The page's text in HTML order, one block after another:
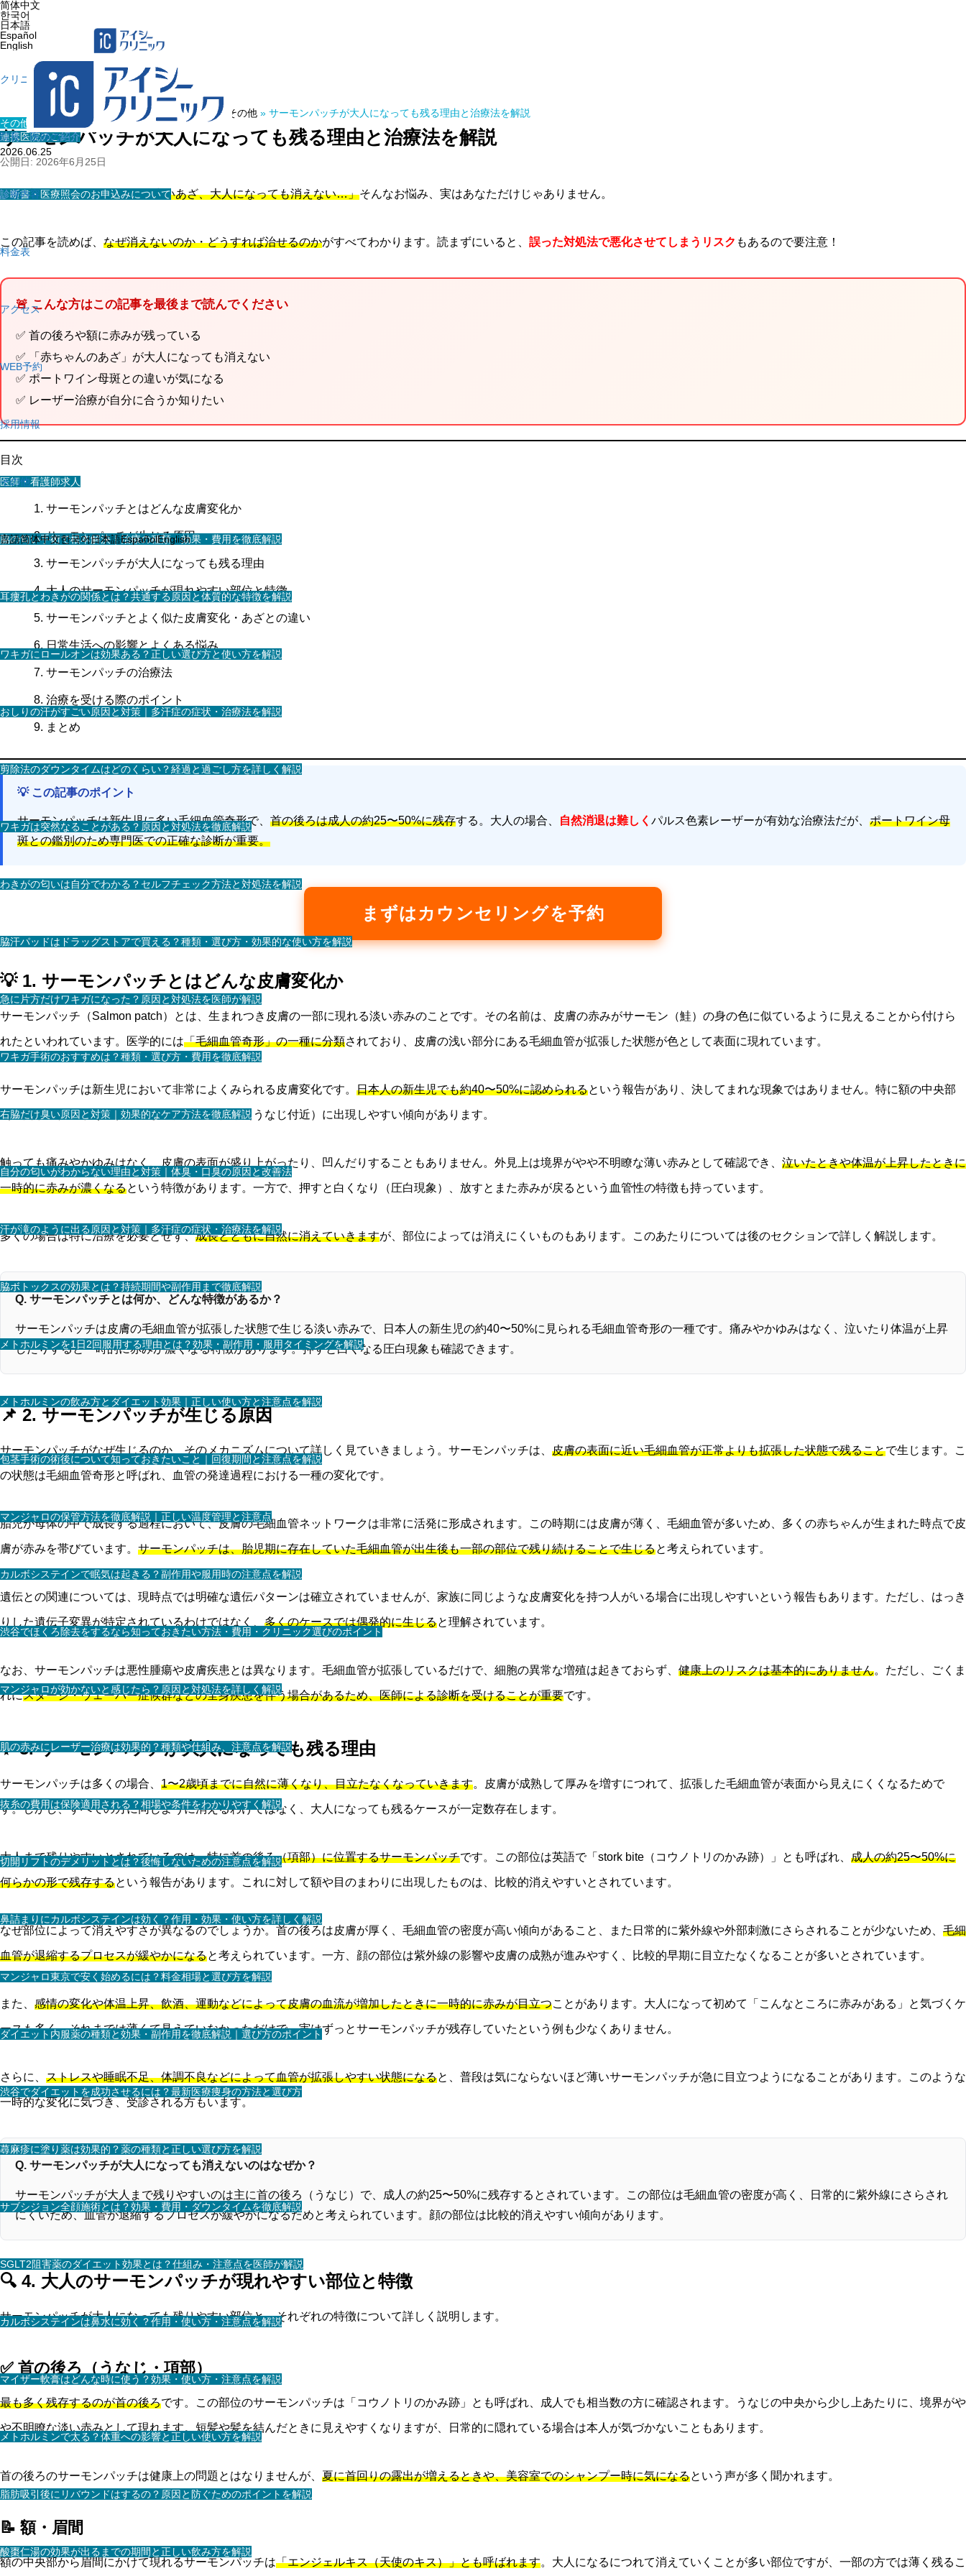
简体中文
한국어
日本語
Español
English
クリニック紹介
連携医院のご紹介
診断書・医療照会のお申込みについて
院長・医師の紹介
診療内容
料金表
アクセス
WEB予約
採用情報
医師・看護師求人
スタッフ求人
その他
脇の匂い手術で根本解決｜治療の種類・効果・費用を徹底解説
耳瘻孔とわきがの関係とは？共通する原因と体質的な特徴を解説
ワキガにロールオンは効果ある？正しい選び方と使い方を解説
おしりの汗がすごい原因と対策｜多汗症の症状・治療法を解説
剪除法のダウンタイムはどのくらい？経過と過ごし方を詳しく解説
ワキガは突然なることがある？原因と対処法を徹底解説
わきがの匂いは自分でわかる？セルフチェック方法と対処法を解説
脇汗パッドはドラッグストアで買える？種類・選び方・効果的な使い方を解説
急に片方だけワキガになった？原因と対処法を医師が解説
ワキガ手術のおすすめは？種類・選び方・費用を徹底解説
右脇だけ臭い原因と対策｜効果的なケア方法を徹底解説
自分の匂いがわからない理由と対策｜体臭・口臭の原因と改善法
汗が滝のように出る原因と対策｜多汗症の症状・治療法を解説
脇ボトックスの効果とは？持続期間や副作用まで徹底解説
メトホルミンを1日2回服用する理由とは？効果・副作用・服用タイミングを解説
メトホルミンの飲み方とダイエット効果｜正しい使い方と注意点を解説
包茎手術の術後について知っておきたいこと｜回復期間と注意点を解説
マンジャロの保管方法を徹底解説｜正しい温度管理と注意点
カルボシステインで眠気は起きる？副作用や服用時の注意点を解説
渋谷でほくろ除去をするなら知っておきたい方法・費用・クリニック選びのポイント
マンジャロが効かないと感じたら？原因と対処法を詳しく解説
肌の赤みにレーザー治療は効果的？種類や仕組み、注意点を解説
抜糸の費用は保険適用される？相場や条件をわかりやすく解説
切開リフトのデメリットとは？後悔しないための注意点を解説
鼻詰まりにカルボシステインは効く？作用・効果・使い方を詳しく解説
マンジャロ東京で安く始めるには？料金相場と選び方を解説
ダイエット内服薬の種類と効果・副作用を徹底解説｜選び方のポイント
渋谷でダイエットを成功させるには？最新医療痩身の方法と選び方
蕁麻疹に塗り薬は効果的？薬の種類と正しい選び方を解説
サブシジョン全顔施術とは？効果・費用・ダウンタイムを徹底解説
SGLT2阻害薬のダイエット効果とは？仕組み・注意点を医師が解説
カルボシステインは鼻水に効く？作用・使い方・注意点を解説
マイザー軟膏はどんな時に使う？効果・使い方・注意点を解説
メトホルミンで太る？体重への影響と正しい使い方を解説
脂肪吸引後にリバウンドはするの？原因と防ぐためのポイントを解説
酸棗仁湯の効果が出るまでの期間と正しい飲み方を解説
言語简体中文한국어日本語EspañolEnglish
ホーム 医療コラム » その他 » サーモンパッチが大人になっても残る理由と治療法を解説
その他
サーモンパッチが大人になっても残る理由と治療法を解説
2026.06.25
公開日: 2026年6月25日
💬「赤ちゃんのころからある赤いあざ、大人になっても消えない…」そんなお悩み、実はあなただけじゃありません。
この記事を読めば、 なぜ消えないのか・どうすれば治せるのかがすべてわかります。読まずにいると、 誤った対処法で悪化させてしまうリスク もあるので要注意！
🚨 こんな方はこの記事を最後まで読んでください
✅ 首の後ろや額に赤みが残っている
✅ 「赤ちゃんのあざ」が大人になっても消えない
✅ ポートワイン母斑との違いが気になる
✅ レーザー治療が自分に合うか知りたい
目次
サーモンパッチとはどんな皮膚変化か
サーモンパッチが生じる原因
サーモンパッチが大人になっても残る理由
大人のサーモンパッチが現れやすい部位と特徴
サーモンパッチとよく似た皮膚変化・あざとの違い
日常生活への影響とよくある悩み
サーモンパッチの治療法
治療を受ける際のポイント
まとめ
💡 この記事のポイント
サーモンパッチは新生児に多い毛細血管奇形で、 首の後ろは成人の約25〜50%に残存する。大人の場合、 自然消退は難しく パルス色素レーザーが有効な治療法だが、 ポートワイン母
斑との鑑別のため専門医での正確な診断が重要。
まずはカウンセリングを予約
💡 1. サーモンパッチとはどんな皮膚変化か
サーモンパッチ（Salmon patch）とは、生まれつき皮膚の一部に現れる淡い赤みのことです。その名前は、皮膚の赤みがサーモン（鮭）の身の色に似ているように見えることから付けら
れたといわれています。医学的には「毛細血管奇形」の一種に分類されており、皮膚の浅い部分にある毛細血管が拡張した状態が色として表面に現れています。
サーモンパッチは新生児において非常によくみられる皮膚変化です。 日本人の新生児でも約40〜50%に認められるという報告があり、決してまれな現象ではありません。特に額の中央部
（眉間から鼻にかけて）や、まぶた、首の後ろ（うなじ付近）に出現しやすい傾向があります。
触っても痛みやかゆみはなく、皮膚の表面が盛り上がったり、凹んだりすることもありません。外見上は境界がやや不明瞭な薄い赤みとして確認でき、 泣いたときや体温が上昇したときに
一時的に赤みが濃くなるという特徴があります。一方で、押すと白くなり（圧白現象）、放すとまた赤みが戻るという血管性の特徴も持っています。
多くの場合は特に治療を必要とせず、成長とともに自然に消えていきますが、部位によっては消えにくいものもあります。このあたりについては後のセクションで詳しく解説します。
Q. サーモンパッチとは何か、どんな特徴があるか？
サーモンパッチは皮膚の毛細血管が拡張した状態で生じる淡い赤みで、日本人の新生児の約40〜50%に見られる毛細血管奇形の一種です。痛みやかゆみはなく、泣いたり体温が上昇
したりすると一時的に赤みが濃くなる特徴があります。押すと白くなる圧白現象も確認できます。
📌 2. サーモンパッチが生じる原因
サーモンパッチがなぜ生じるのか、そのメカニズムについて詳しく見ていきましょう。サーモンパッチは、 皮膚の表面に近い毛細血管が正常よりも拡張した状態で残ることで生じます。こ
の状態は毛細血管奇形と呼ばれ、血管の発達過程における一種の変化です。
胎児が母体の中で成長する過程において、皮膚の毛細血管ネットワークは非常に活発に形成されます。この時期には皮膚が薄く、毛細血管が多いため、多くの赤ちゃんが生まれた時点で皮
膚が赤みを帯びています。 サーモンパッチは、胎児期に存在していた毛細血管が出生後も一部の部位で残り続けることで生じると考えられています。
遺伝との関連については、現時点では明確な遺伝パターンは確立されていませんが、家族に同じような皮膚変化を持つ人がいる場合に出現しやすいという報告もあります。ただし、はっき
りした遺伝子変異が特定されているわけではなく、 多くのケースでは偶発的に生じると理解されています。
なお、サーモンパッチは悪性腫瘍や皮膚疾患とは異なります。毛細血管が拡張しているだけで、細胞の異常な増殖は起きておらず、 健康上のリスクは基本的にありません。ただし、ごくま
れにスタージ・ウェーバー症候群などの全身疾患を伴う場合があるため、医師による診断を受けることが重要です。
✨ 3. サーモンパッチが大人になっても残る理由
サーモンパッチは多くの場合、 1〜2歳頃までに自然に薄くなり、目立たなくなっていきます。皮膚が成熟して厚みを増すにつれて、拡張した毛細血管が表面から見えにくくなるためで
す。しかし、すべての方に同じように消えるわけではなく、大人になっても残るケースが一定数存在します。
大人まで残りやすいとされているのは、特に首の後ろ（項部）に位置するサーモンパッチです。この部位は英語で「stork bite（コウノトリのかみ跡）」とも呼ばれ、 成人の約25〜50%に
何らかの形で残存するという報告があります。これに対して額や目のまわりに出現したものは、比較的消えやすいとされています。
なぜ部位によって消えやすさが異なるのでしょうか。首の後ろは皮膚が厚く、毛細血管の密度が高い傾向があること、また日常的に紫外線や外部刺激にさらされることが少ないため、 毛細
血管が退縮するプロセスが緩やかになると考えられています。一方、顔の部位は紫外線の影響や皮膚の成熟が進みやすく、比較的早期に目立たなくなることが多いとされています。
また、 感情の変化や体温上昇、飲酒、運動などによって皮膚の血流が増加したときに一時的に赤みが目立つことがあります。大人になって初めて「こんなところに赤みがある」と気づくケ
ースも多く、それまでは薄くて見えていなかっただけで、実はずっとサーモンパッチが残存していたという例も少なくありません。
さらに、 ストレスや睡眠不足、体調不良などによって血管が拡張しやすい状態になると、普段は気にならないほど薄いサーモンパッチが急に目立つようになることがあります。このような
一時的な変化に気づき、受診される方もいます。
Q. サーモンパッチが大人になっても消えないのはなぜか？
サーモンパッチが大人まで残りやすいのは主に首の後ろ（うなじ）で、成人の約25〜50%に残存するとされています。この部位は毛細血管の密度が高く、日常的に紫外線にさらされ
にくいため、血管が退縮するプロセスが緩やかになるためと考えられています。顔の部位は比較的消えやすい傾向があります。
🔍 4. 大人のサーモンパッチが現れやすい部位と特徴
サーモンパッチが大人になっても残りやすい部位と、それぞれの特徴について詳しく説明します。
✅ 首の後ろ（うなじ・項部）
最も多く残存するのが首の後ろです。この部位のサーモンパッチは「コウノトリのかみ跡」とも呼ばれ、成人でも相当数の方に確認されます。うなじの中央から少し上あたりに、境界がや
や不明瞭な淡い赤みとして現れます。短髪や髪を結んだときに見えやすくなりますが、日常的に隠れている場合は本人が気づかないこともあります。
首の後ろのサーモンパッチは健康上の問題とはなりませんが、 夏に首回りの露出が増えるときや、美容室でのシャンプー時に気になるという声が多く聞かれます。
📝 額・眉間
額の中央部から眉間にかけて現れるサーモンパッチは「エンジェルキス（天使のキス）」とも呼ばれます。大人になるにつれて消えていくことが多い部位ですが、一部の方では薄く残るこ